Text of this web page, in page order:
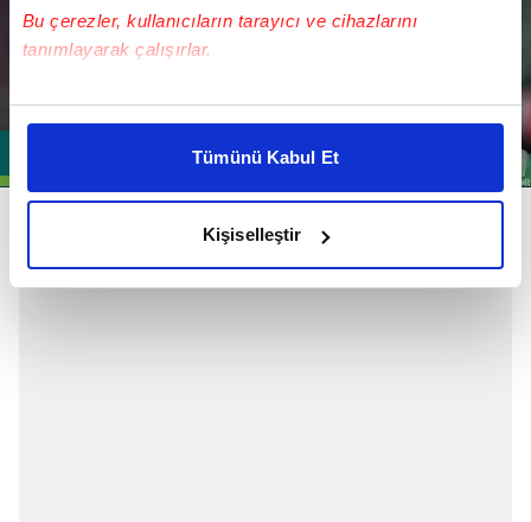
Bu çerezler, kullanıcıların tarayıcı ve cihazlarını
tanımlayarak çalışırlar.
Bu çerezlere izin vermeniz halinde sizlere özel
daha iyi reklam deneyimi yaşatabiliriz. Bunu yaparken
amacımızın size daha iyi bir reklam deneyimi sunmak
elimizden gelen çabayı gösterdiğimizi ve bu noktada,
Tümünü Kabul Et
Kişiselleştir
Carole